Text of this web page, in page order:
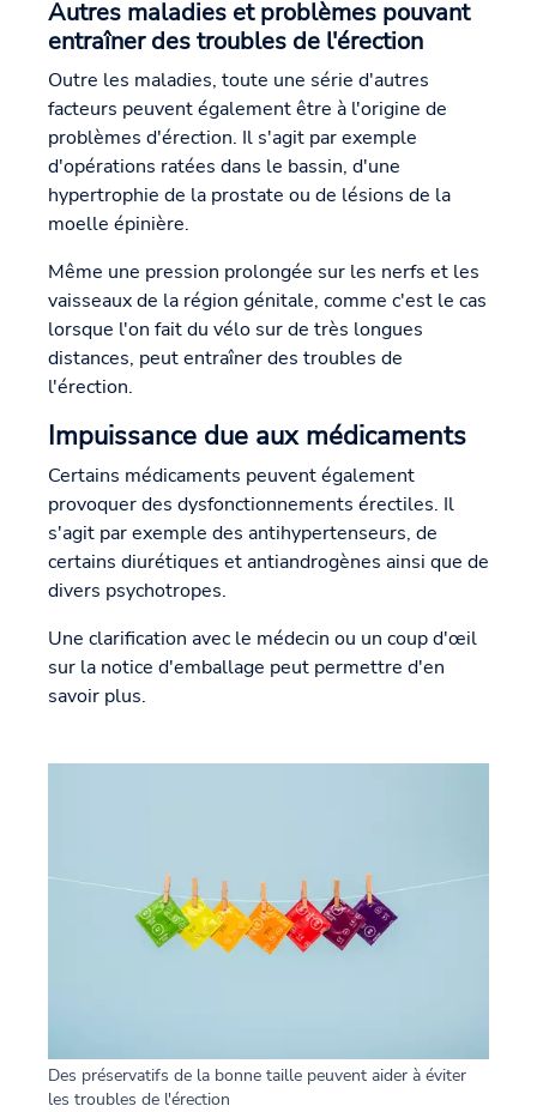
Autres maladies et problèmes pouvant
entraîner des troubles de l'érection
Outre les maladies, toute une série d'autres
facteurs peuvent également être à l'origine de
problèmes d'érection. Il s'agit par exemple
d'opérations ratées dans le bassin, d'une
hypertrophie de la prostate ou de lésions de la
moelle épinière.
Même une pression prolongée sur les nerfs et les
vaisseaux de la région génitale, comme c'est le cas
lorsque l'on fait du vélo sur de très longues
distances, peut entraîner des troubles de
l'érection.
Impuissance due aux médicaments
Certains médicaments peuvent également
provoquer des dysfonctionnements érectiles. Il
s'agit par exemple des antihypertenseurs, de
certains diurétiques et antiandrogènes ainsi que de
divers psychotropes.
Une clarification avec le médecin ou un coup d'œil
sur la notice d'emballage peut permettre d'en
savoir plus.
Des préservatifs de la bonne taille peuvent aider à éviter
les troubles de l'érection